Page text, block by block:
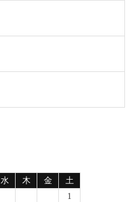
水 木 金
土
1